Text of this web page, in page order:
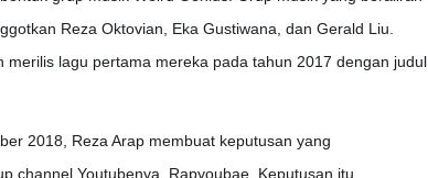
Reza Oktovian, Eka Gustiwana, dan Gerald Liu.
lagu pertama mereka pada tahun 2017 dengan judul
2018, Reza Arap membuat keputusan yang
channel Youtubenya, Rapyoubae. Keputusan itu